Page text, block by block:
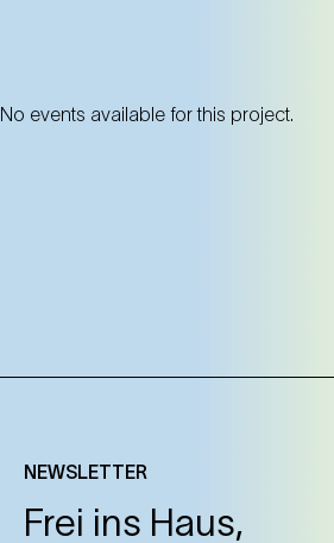
No events available for this project.
NEWSLETTER
Frei ins Haus,